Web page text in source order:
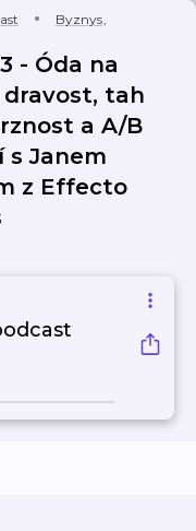
Byznys,
- Óda na
tah
a A/B
Janem
z Effecto